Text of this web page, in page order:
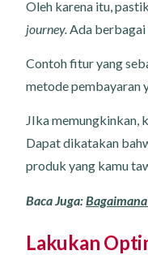
Oleh karena itu,
journey. Ada
Contoh fitur yang
metode pembayaran
JIka memungkinkan,
Dapat dikatakan
produk yang kamu
Baca Juga:
Lakukan